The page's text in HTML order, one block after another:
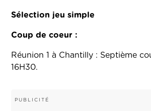
Sélection jeu simple
Coup de coeur :
Réunion 1 à Chantilly : Septième
16H30.